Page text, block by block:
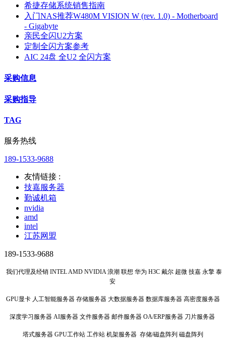
希捷存储系统销售指南
入门NAS推荐W480M VISION W (rev. 1.0) - Motherboard
- Gigabyte
亲民全闪U2方案
定制全闪方案参考
AIC 24盘 全U2 全闪方案
采购信息
采购指导
TAG
服务热线
189-1533-9688
友情链接 :
技嘉服务器
勤诚机箱
nvidia
amd
intel
江苏网盟
189-1533-9688
我们代理及经销 INTEL AMD NVIDIA 浪潮 联想 华为 H3C 戴尔 超微 技嘉 永擎 泰
安
GPU显卡 人工智能服务器 存储服务器 大数据服务器 数据库服务器 高密度服务器
深度学习服务器 AI服务器 文件服务器 邮件服务器 OA/ERP服务器 刀片服务器
塔式服务器 GPU工作站 工作站 机架服务器 存储/磁盘阵列 磁盘阵列